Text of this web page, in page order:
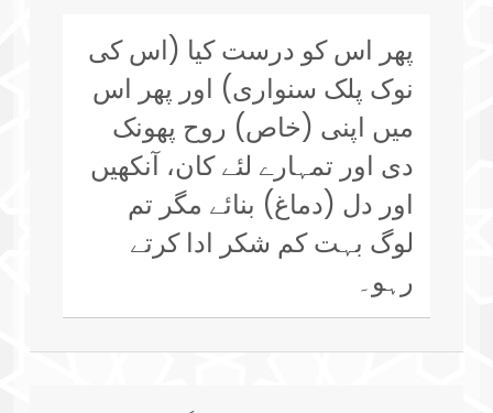
پھر اس کو درست کیا (اس کی
نوک پلک سنواری) اور پھر اس
میں اپنی (خاص) روح پھونک
دی اور تمہارے لئے کان، آنکھیں
اور دل (دماغ) بنائے مگر تم
لوگ بہت کم شکر ادا کرتے
رہو۔